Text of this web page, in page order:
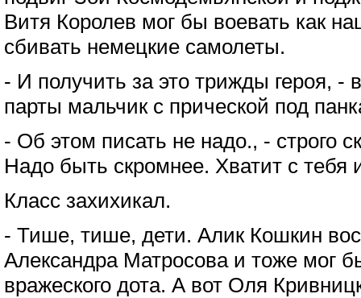
Витя Королев мог бы воевать как
сбивать немецкие самолеты.
- И получить за это трижды героя, -
парты мальчик с прической под
- Об этом писать не надо., - строго
Надо быть скромнее. Хватит с тебя
Класс захихикал.
- Тише, тише, дети. Алик Кошкин
Александра Матросова и тоже мог
вражеского дота. А вот Оля